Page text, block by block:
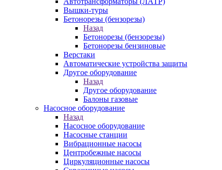
Вышки-туры
Бетонорезы (бензорезы)
Назад
Бетонорезы (бензорезы)
Бетонорезы бензиновые
Верстаки
Автоматические устройства защиты
Другое оборудование
Назад
Другое оборудование
Балоны газовые
Насосное оборудование
Назад
Насосное оборудование
Насосные станции
Вибрационные насосы
Центробежные насосы
Циркуляционные насосы